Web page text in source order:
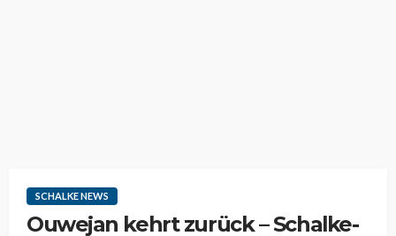
SCHALKE NEWS
Ouwejan kehrt zurück – Schalke-